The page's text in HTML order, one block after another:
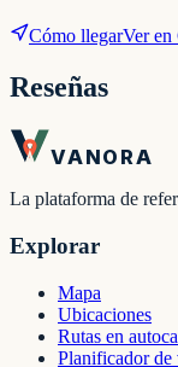
Cómo llegarVer en
Reseñas
VANORA
La plataforma de
Explorar
Mapa
Ubicaciones
Rutas en
Planificador de